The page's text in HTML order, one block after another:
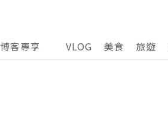
博客專享 VLOG 美食 旅遊